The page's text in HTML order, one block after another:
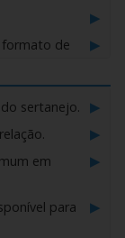
▶
formato de
▶
das
▶
também a
▶
teste de
a pele para
sertanejo. ▶
▶
em
▶
para
▶